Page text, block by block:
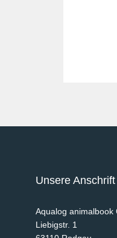
Unsere Anschrift
Aqualog animalbook
Liebigstr. 1